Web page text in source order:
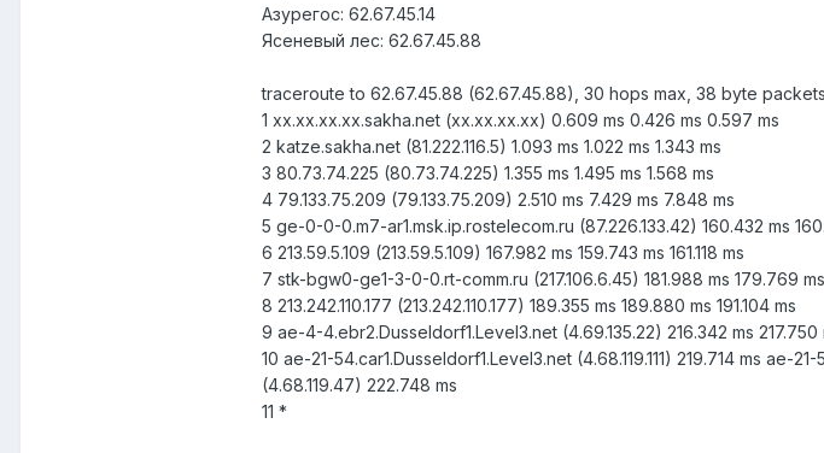
Азурегос: 62.67.45.14
Ясеневый лес: 62.67.45.88
traceroute to 62.67.45.88 (62.67.45.88), 30 hops max, 38 byte packets
1 xx.xx.xx.xx.sakha.net (xx.xx.xx.xx) 0.609 ms 0.426 ms 0.597 ms
2 katze.sakha.net (81.222.116.5) 1.093 ms 1.022 ms 1.343 ms
3 80.73.74.225 (80.73.74.225) 1.355 ms 1.495 ms 1.568 ms
4 79.133.75.209 (79.133.75.209) 2.510 ms 7.429 ms 7.848 ms
5 ge-0-0-0.m7-ar1.msk.ip.rostelecom.ru (87.226.133.42) 160.432 ms
6 213.59.5.109 (213.59.5.109) 167.982 ms 159.743 ms 161.118 ms
7 stk-bgw0-ge1-3-0-0.rt-comm.ru (217.106.6.45) 181.988 ms 179.769 ms
8 213.242.110.177 (213.242.110.177) 189.355 ms 189.880 ms 191.104 ms
9 ae-4-4.ebr2.Dusseldorf1.Level3.net (4.69.135.22) 216.342 ms 217.750
10 ae-21-54.car1.Dusseldorf1.Level3.net (4.68.119.111) 219.714 ms ae-
(4.68.119.47) 222.748 ms
11 *